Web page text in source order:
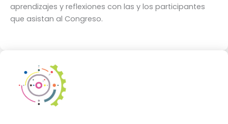
aprendizajes y reflexiones con las y los participantes
que asistan al Congreso.